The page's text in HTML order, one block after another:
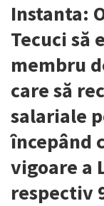
Instanta:
Tecuci să
membru
care să
salariale
începând
vigoare a
respectiv